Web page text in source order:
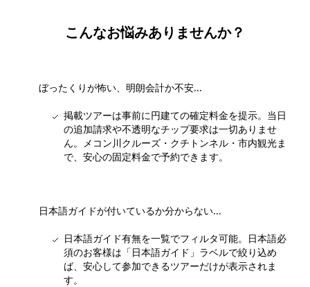
こんなお悩みありませんか？
ぼったくりが怖い、明朗会計か不安...
掲載ツアーは事前に円建ての確定料金を提示。当日
の追加請求や不透明なチップ要求は一切ありませ
ん。メコン川クルーズ・クチトンネル・市内観光ま
で、安心の固定料金で予約できます。
日本語ガイドが付いているか分からない...
日本語ガイド有無を一覧でフィルタ可能。日本語必
須のお客様は「日本語ガイド」ラベルで絞り込め
ば、安心して参加できるツアーだけが表示されま
す。